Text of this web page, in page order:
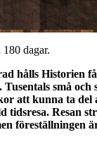
dagar.
hålls Historien
små och
att kunna ta del
Resan
föreställningen